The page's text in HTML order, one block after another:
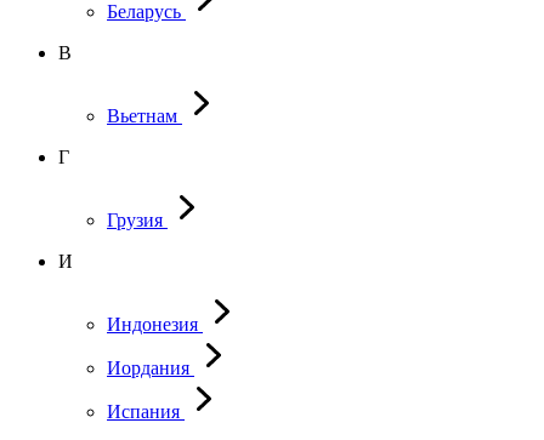
Беларусь
В
Вьетнам
Г
Грузия
И
Индонезия
Иордания
Испания